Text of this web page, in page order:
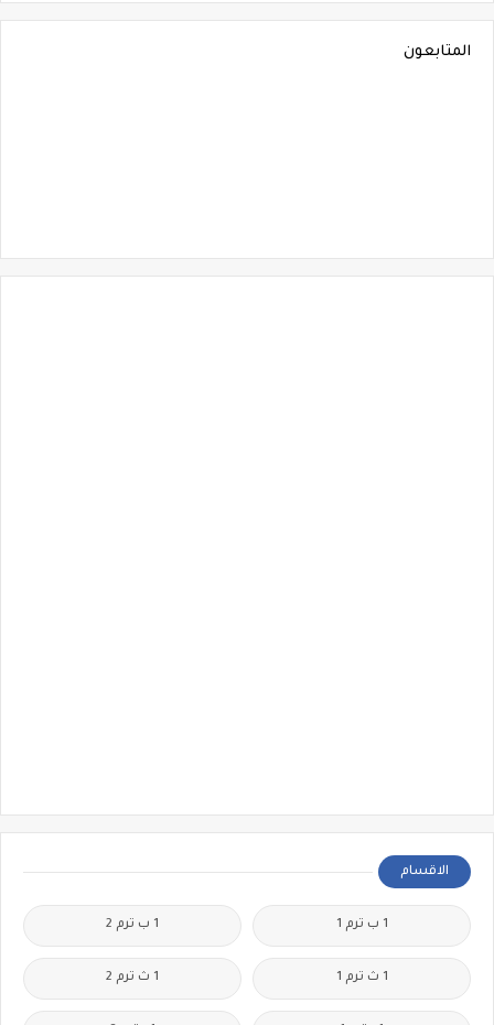
المتابعون
الاقسام
1 ب ترم 1 1 ب ترم 2
1 ث ترم 1 1 ث ترم 2